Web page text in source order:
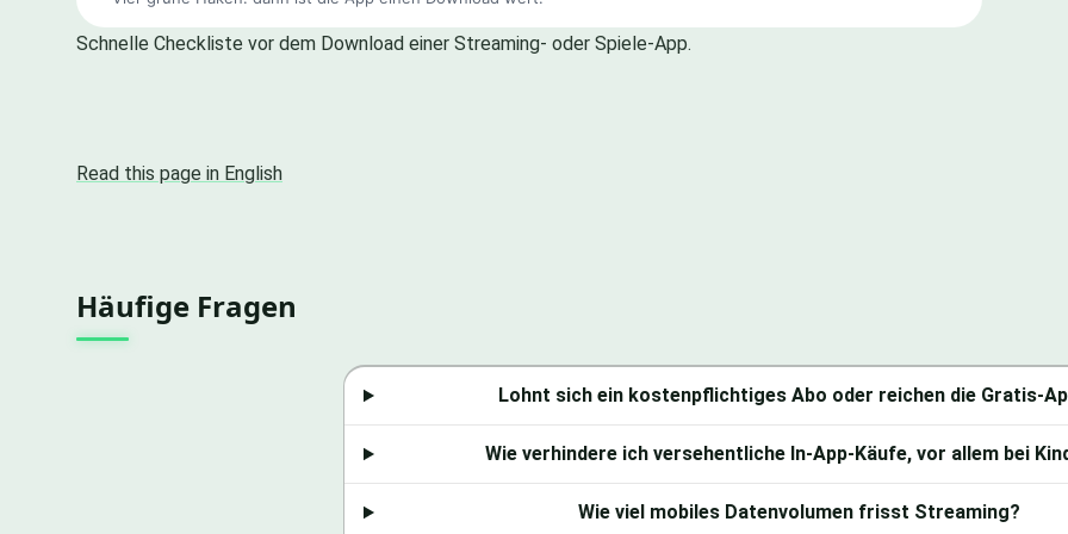
Schnelle Checkliste vor dem Download einer Streaming- oder Spiele-App.
Read this page in English
Häufige Fragen
Lohnt sich ein kostenpflichtiges Abo oder reichen die Gratis-
Wie verhindere ich versehentliche In-App-Käufe, vor allem bei
Wie viel mobiles Datenvolumen frisst Streaming?